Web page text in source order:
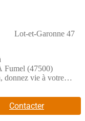
Lot-et-Garonne 47
(47500)
donnez vie à votre
est. Dans un
écoles et des
scolaires de tous
Contacter